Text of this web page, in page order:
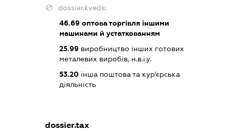
dossier.kveds:
46.69оптова торгівля іншими
машинами й устаткованням
25.99виробництво інших готових
металевих виробів, н.в.і.у.
53.20інша поштова та кур'єрська
діяльність
dossier.tax